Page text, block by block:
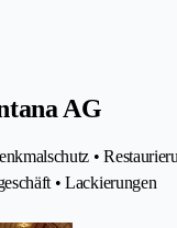
AG
•
• Lackierungen